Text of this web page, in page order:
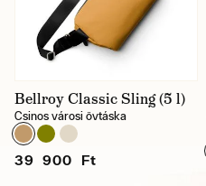
Bellroy Classic Sling (5 l)
Csinos városi övtáska
39 900 Ft